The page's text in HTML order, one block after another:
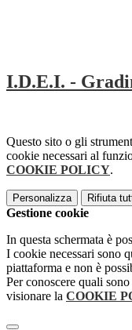
I.D.E.I. -
Questo sito o gli
cookie necessari al
COOKIE POLICY.
Personalizza Rifiuta
Gestione cookie
In questa schermata è
I cookie necessari sono
piattaforma e non è
Per conoscere quali
visionare la COOKIE